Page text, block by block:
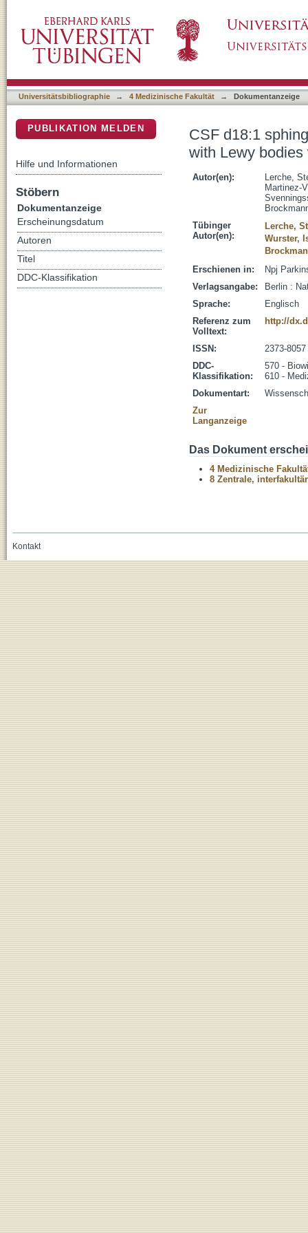
without GBA1 variants
Universitätsbibliographie → 4 Medizinische Fakultät → Dokumentanzeige
CSF d18:1
with Lewy
Autor(en):
Lerche,
Martinez-
Tübinger
Autor(en):
Lerche,
Wurster,
Erschienen in:
Npj
Verlagsangabe:
Berlin :
Sprache:
Englisch
Referenz zum
Volltext:
http://
ISSN:
2373-8057
DDC-
Klassifikation:
570 -
610 -
Dokumentart:
Zur
Langanzeige
Das Dokument
4 Medizinische
8 Zentrale,
PUBLIKATION MELDEN
Hilfe und Informationen
Stöbern
Dokumentanzeige
Erscheinungsdatum
Autoren
Titel
DDC-Klassifikation
Kontakt